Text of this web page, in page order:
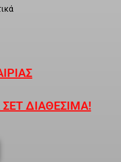
ΣΕΤ ΔΙΑΘΕΣΙΜΑ!